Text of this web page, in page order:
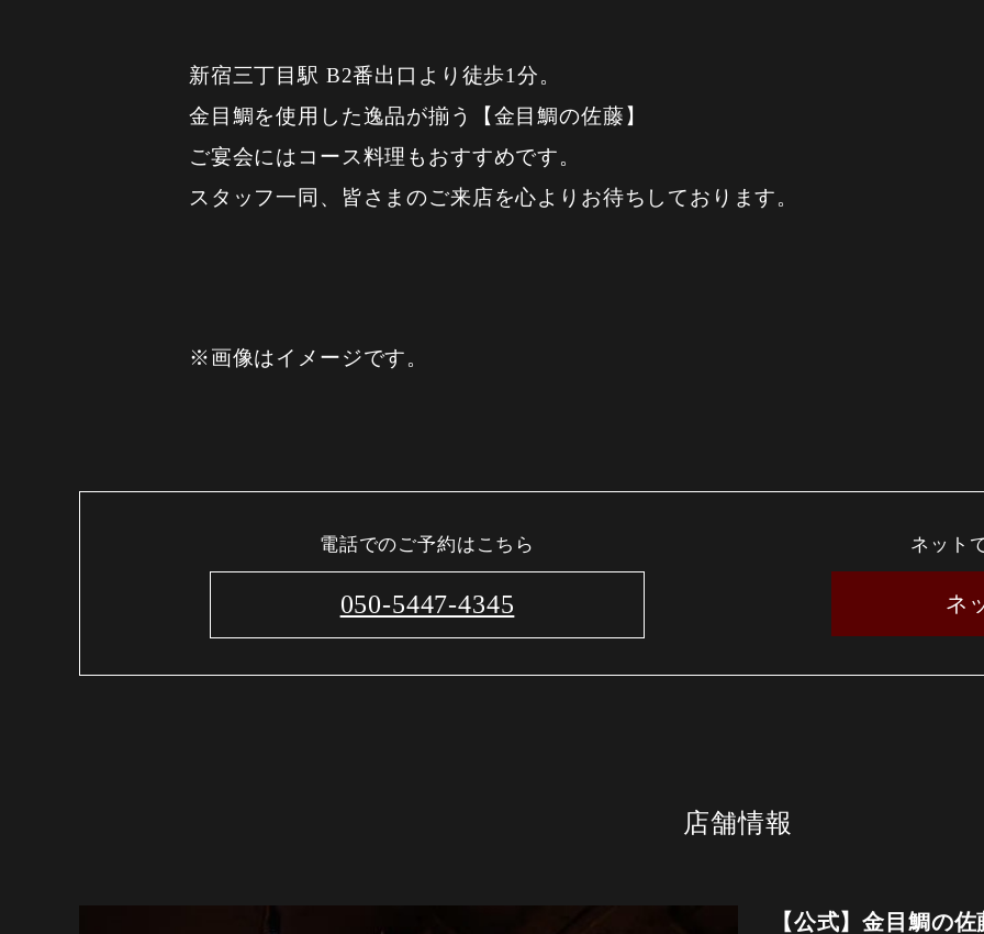
新宿三丁目駅 B2番出口より徒歩1分。
金目鯛を使用した逸品が揃う【金目鯛の佐藤】
ご宴会にはコース料理もおすすめです。
スタッフ一同、皆さまのご来店を心よりお待ちしております。
※画像はイメージです。
電話でのご予約はこちら
050-5447-4345
ネット
ネ
店舗情報
【公式】金目鯛の